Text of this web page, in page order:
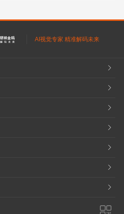
AI视觉专家 精准解码未来
𐃮
𐃮
𐃮
𐃮
𐃮
𐃮
𐃮